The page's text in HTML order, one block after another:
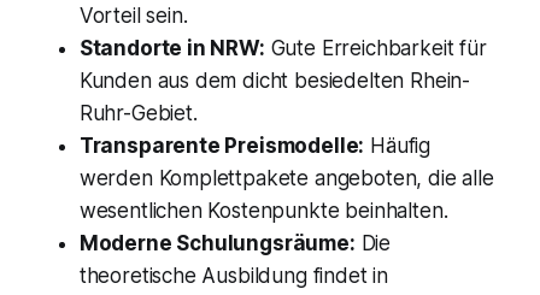
Vorteil sein.
Standorte in NRW: Gute Erreichbarkeit für
Kunden aus dem dicht besiedelten Rhein-
Ruhr-Gebiet.
Transparente Preismodelle: Häufig
werden Komplettpakete angeboten, die alle
wesentlichen Kostenpunkte beinhalten.
Moderne Schulungsräume: Die
theoretische Ausbildung findet in